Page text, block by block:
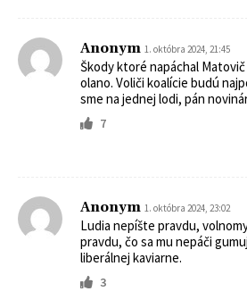
Anonym 1. októbra 2024, 21:45
Škody ktoré napáchal
olano. Voliči koalície budú
sme na jednej lodi, pán
7
Anonym 1. októbra 2024, 23:02
Ludia nepíšte pravdu,
pravdu, čo sa mu nepáči
liberálnej kaviarne.
3